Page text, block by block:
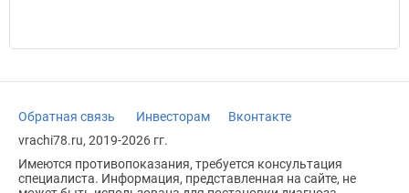
Обратная связь Инвесторам
Вконтакте
vrachi78.ru, 2019-2026 гг.
Имеются противопоказания, требуется консультация
специалиста. Информация, представленная на сайте, не